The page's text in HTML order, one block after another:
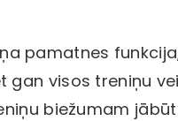
pamatnes
visos treniņu
biežumam jābūt